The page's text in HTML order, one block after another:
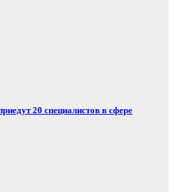
20 специалистов в сфере